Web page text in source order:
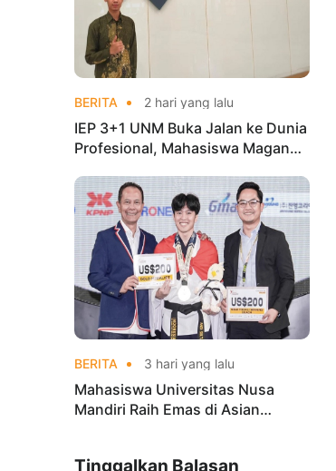
BERITA 2 hari yang lalu
IEP 3+1 UNM Buka Jalan ke Dunia
Profesional, Mahasiswa Magang
BERITA 3 hari yang lalu
Mahasiswa Universitas Nusa
Mandiri Raih Emas di Asian
Tinggalkan Balasan